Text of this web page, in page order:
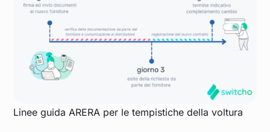
Linee guida ARERA per le tempistiche della voltura